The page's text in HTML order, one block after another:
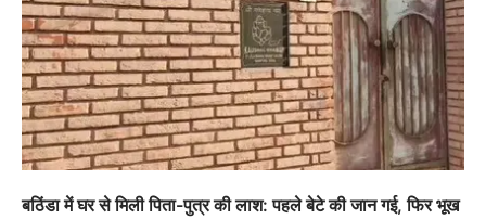
बठिंडा में घर से मिली पिता-पुत्र की लाश: पहले बेटे की जान गई, फिर भूख